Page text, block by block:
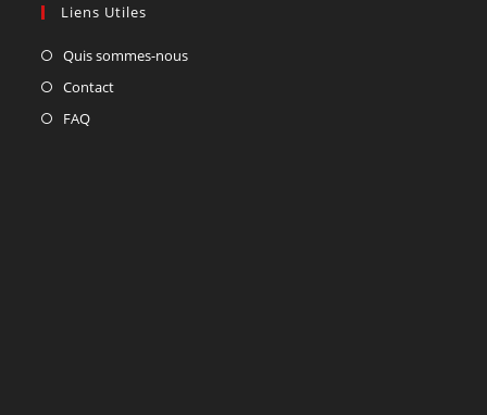
Liens Utiles
Quis sommes-nous
Contact
FAQ